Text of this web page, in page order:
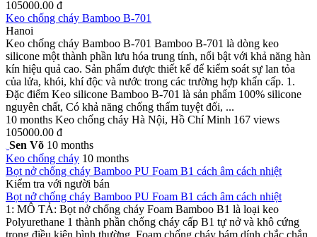
105000.00 đ
Keo chống cháy Bamboo B-701
Hanoi
Keo chống cháy Bamboo B-701 Bamboo B-701 là dòng keo
silicone một thành phần lưu hóa trung tính, nổi bật với khả năng hàn
kín hiệu quả cao. Sản phẩm được thiết kế để kiểm soát sự lan tỏa
của lửa, khói, khí độc và nước trong các trường hợp khẩn cấp. 1.
Đặc điểm Keo silicone Bamboo B-701 là sản phẩm 100% silicone
nguyên chất, Có khả năng chống thấm tuyệt đối, ...
10 months Keo chống cháy Hà Nội, Hồ Chí Minh 167 views
105000.00 đ
Sen Võ 10 months
Keo chống cháy 10 months
Bọt nở chống cháy Bamboo PU Foam B1 cách âm cách nhiệt
Kiểm tra với người bán
Bọt nở chống cháy Bamboo PU Foam B1 cách âm cách nhiệt
1: MÔ TẢ: Bọt nở chống cháy Foam Bamboo B1 là loại keo
Polyurethane 1 thành phần chống cháy cấp B1 tự nở và khô cứng
trong điều kiện bình thường. Foam chống cháy bám dính chắc chắn